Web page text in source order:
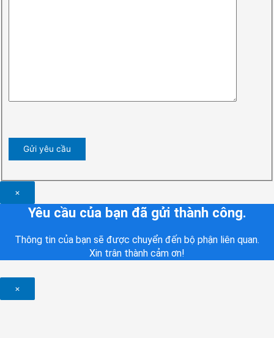
×
Yêu cầu của bạn đã gửi thành công.
Thông tin của bạn sẽ được chuyển đến bộ phận liên quan.
Xin trân thành cảm ơn!
×